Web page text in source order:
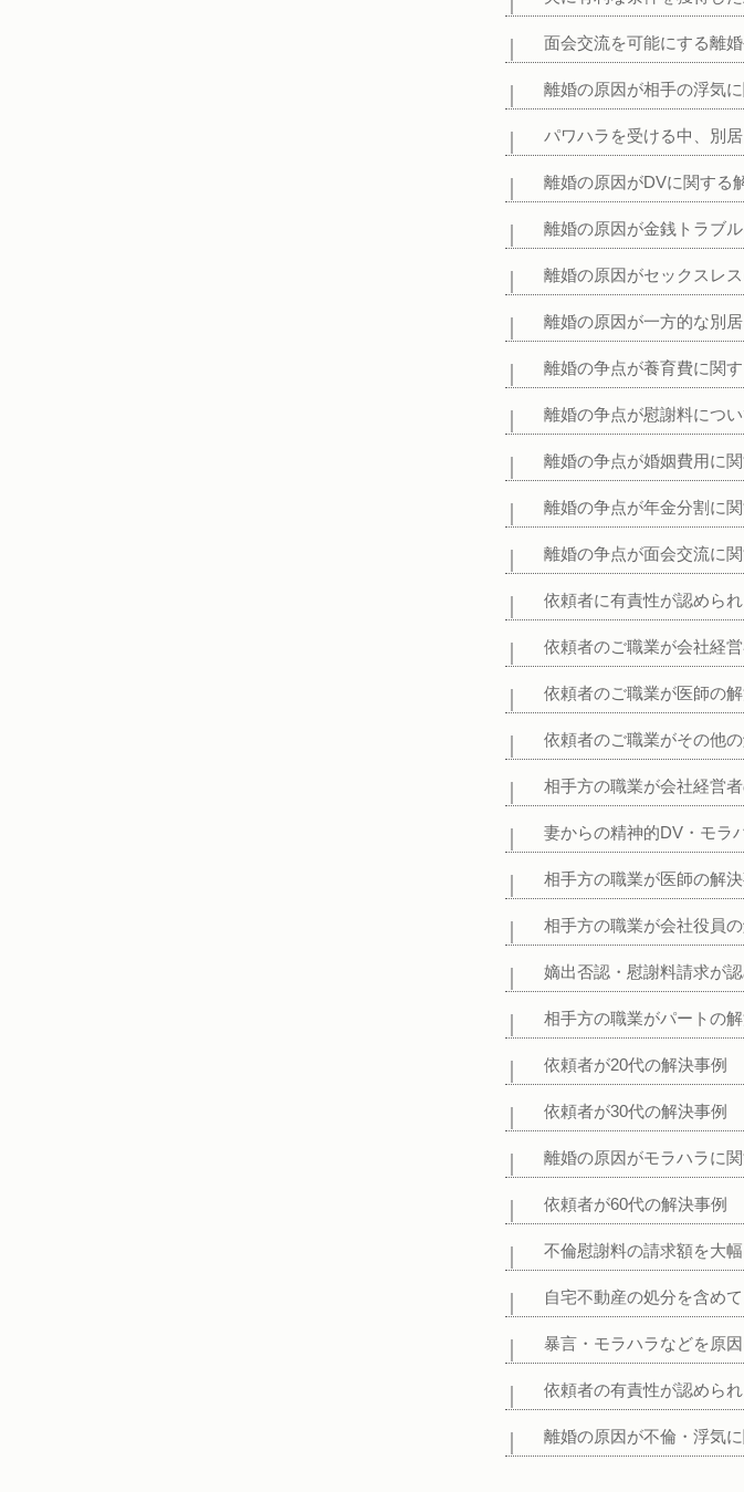
面会交流を可能にする離
離婚の原因が相手の浮気
パワハラを受ける中、別
離婚の原因がDVに関する
離婚の原因が金銭トラブ
離婚の原因がセックスレ
離婚の原因が一方的な別
離婚の争点が養育費に関
離婚の争点が慰謝料につ
離婚の争点が婚姻費用に
離婚の争点が年金分割に
離婚の争点が面会交流に
依頼者に有責性が認めら
依頼者のご職業が会社経
依頼者のご職業が医師の
依頼者のご職業がその他
相手方の職業が会社経営
妻からの精神的DV・モラ
相手方の職業が医師の解
相手方の職業が会社役員
嫡出否認・慰謝料請求が
相手方の職業がパートの
依頼者が20代の解決事例
依頼者が30代の解決事例
離婚の原因がモラハラに
依頼者が60代の解決事例
不倫慰謝料の請求額を大
自宅不動産の処分を含め
暴言・モラハラなどを原
依頼者の有責性が認めら
離婚の原因が不倫・浮気